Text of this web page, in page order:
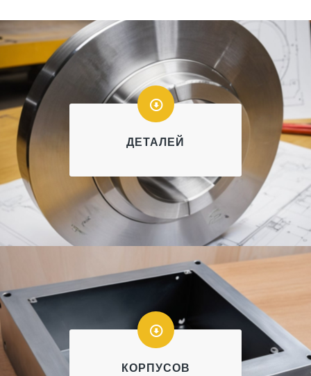
ДЕТАЛЕЙ
КОРПУСОВ